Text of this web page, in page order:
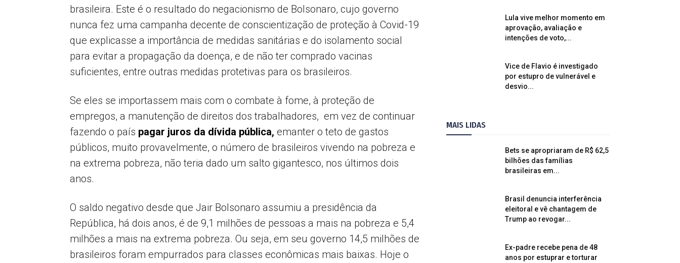
brasileira. Este é o resultado do negacionismo de Bolsonaro, cujo governo
nunca fez uma campanha decente de conscientização de proteção à Covid-19
que explicasse a importância de medidas sanitárias e do isolamento social
para evitar a propagação da doença, e de não ter comprado vacinas
suficientes, entre outras medidas protetivas para os brasileiros.
Se eles se importassem mais com o combate à fome, à proteção de
empregos, a manutenção de direitos dos trabalhadores, em vez de continuar
fazendo o país pagar juros da dívida pública, emanter o teto de gastos
públicos, muito provavelmente, o número de brasileiros vivendo na pobreza e
na extrema pobreza, não teria dado um salto gigantesco, nos últimos dois
anos.
O saldo negativo desde que Jair Bolsonaro assumiu a presidência da
República, há dois anos, é de 9,1 milhões de pessoas a mais na pobreza e 5,4
milhões a mais na extrema pobreza. Ou seja, em seu governo 14,5 milhões de
brasileiros foram empurrados para classes econômicas mais baixas. Hoje o
Lula vive melhor momento em
aprovação, avaliação e
intenções de voto,...
Vice de Flavio é investigado
por estupro de vulnerável e
desvio...
MAIS LIDAS
Bets se apropriaram de R$ 62,5
bilhões das famílias
brasileiras em...
Brasil denuncia interferência
eleitoral e vê chantagem de
Trump ao revogar...
Ex-padre recebe pena de 48
anos por estuprar e torturar